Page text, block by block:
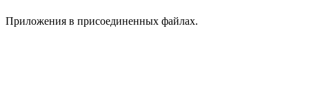
Приложения в присоединенных файлах.